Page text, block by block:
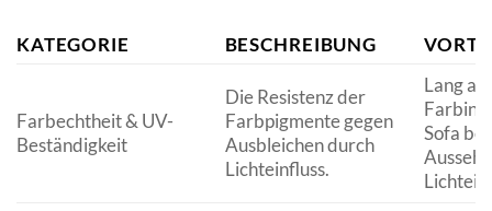
KATEGORIE BESCHREIBUNG
Farbechtheit & UV-
Beständigkeit
Die Resistenz der
Farbpigmente gegen
Ausbleichen durch
Lichteinfluss.
Lang
Sofa